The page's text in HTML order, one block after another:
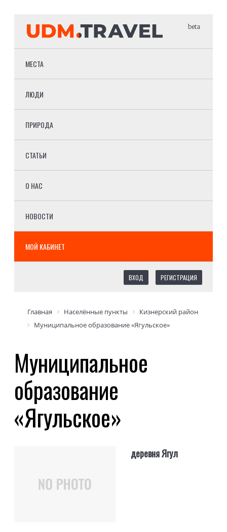
beta
МЕСТА
ЛЮДИ
ПРИРОДА
СТАТЬИ
О НАС
НОВОСТИ
МОЙ КАБИНЕТ
ВХОД РЕГИСТРАЦИЯ
Главная Населённые пункты
Кизнерский район
Муниципальное образование «Ягульское»
Муниципальное
образование
«Ягульское»
деревня Ягул